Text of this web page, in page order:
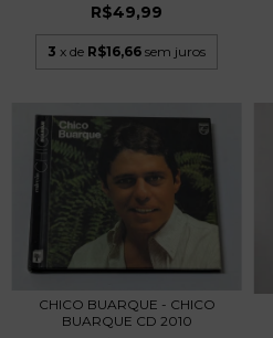
R$49,99
3 x de R$16,66 sem juros
CHICO BUARQUE - CHICO
BUARQUE CD 2010